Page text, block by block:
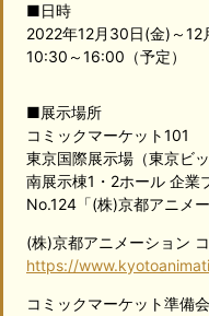
■日時
2022年12月30日(金)～12
10:30～16:00（予定）
■展示場所
コミックマーケット101
東京国際展示場（東京ビッ
南展示棟1・2ホール 企業
No.124「(株)京都アニメー
(株)京都アニメーション
https://
コミックマーケット準備